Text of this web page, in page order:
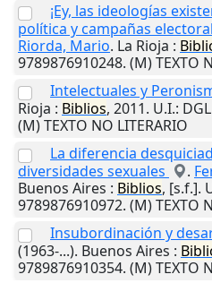
¡Ey, las ideologías
política y campañas
Riorda, Mario. La Rioja :
9789876910248. (M) TEXTO
Intelectuales y
Rioja : Biblios, 2011. U.I.:
(M) TEXTO NO LITERARIO
La diferencia
diversidades sexuales
.
Buenos Aires : Biblios, [s.f.].
9789876910972. (M) TEXTO
Insubordinación y
(1963-...). Buenos Aires :
9789876910354. (M) TEXTO